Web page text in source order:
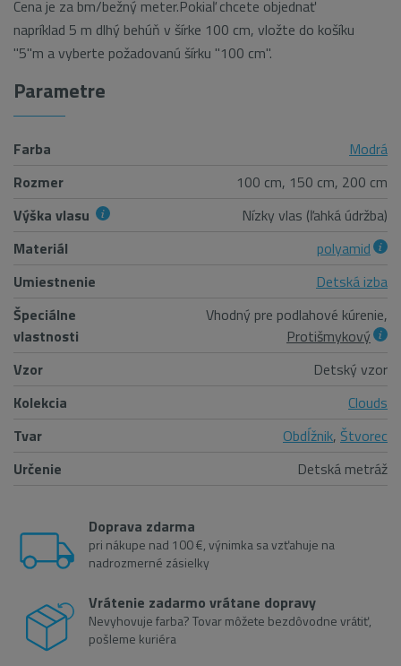
Cena je za bm/bežný meter.Pokiaľ chcete objednať
napríklad 5 m dlhý behúň v šírke 100 cm, vložte do košíku
"5"m a vyberte požadovanú šírku "100 cm".
Parametre
Farba
Modrá
Rozmer
100 cm, 150 cm, 200 cm
Výška vlasu
Nízky vlas (ľahká údržba)
Materiál
polyamid
Umiestnenie
Detská izba
Špeciálne
vlastnosti
Vhodný pre podlahové kúrenie,
Protišmykový
Vzor
Detský vzor
Kolekcia
Clouds
Tvar
Obdĺžnik, Štvorec
Určenie
Detská metráž
Doprava zdarma
pri nákupe nad 100 €, výnimka sa vzťahuje na
nadrozmerné zásielky
Vrátenie zadarmo vrátane dopravy
Nevyhovuje farba? Tovar môžete bezdôvodne vrátiť,
pošleme kuriéra